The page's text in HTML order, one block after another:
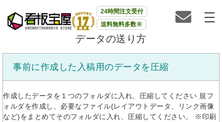
24時間注文受付
送料無料多数※
データの送り方
事前に作成した入稿用のデータを圧縮
作成したデータを１つのフォルダに入れ、圧縮してください 規フ
ォルダを作成し、必要なファイル(レイアウトデータ、リンク画像
など)をまとめてそのフォルダに入れ、圧縮してください。 ※印刷